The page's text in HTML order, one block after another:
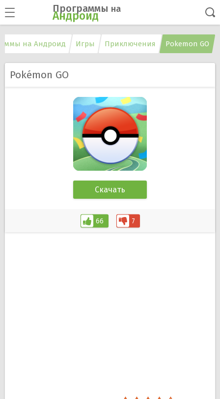
Программы на
Андроид
на Андроид Игры Приключения Pokemon GO
Pokémon GO
Скачать
66 7